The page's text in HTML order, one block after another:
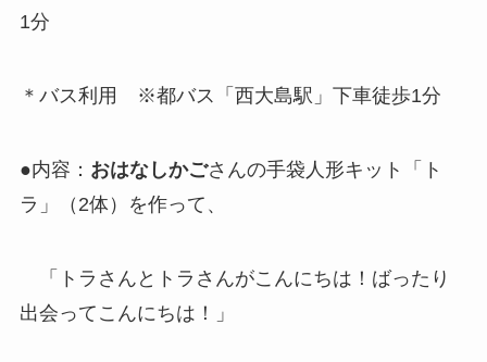
1分
＊バス利用 ※都バス「西大島駅」下車徒歩1分
●内容： おはなしかごさんの手袋人形キット「ト
ラ」（2体）を作って、
「トラさんとトラさんがこんにちは！ばったり
出会ってこんにちは！」